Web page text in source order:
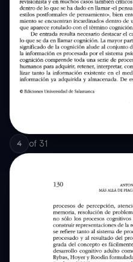
4 of 31